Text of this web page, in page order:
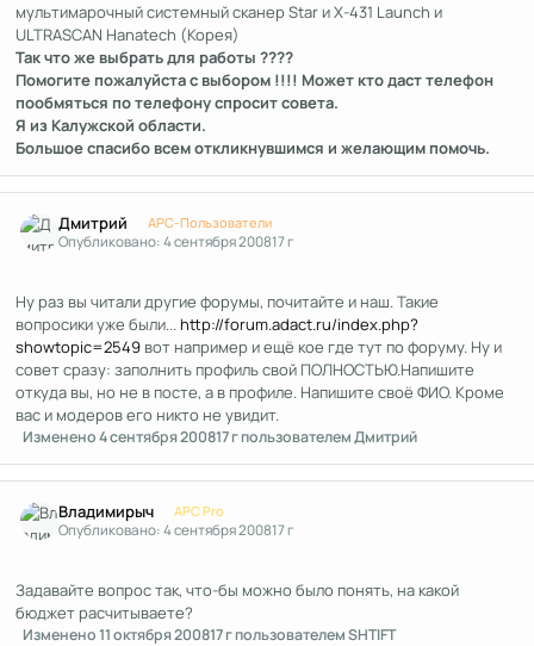
мультимарочный системный сканер Star и X-431 Launch и
ULTRASCAN Hanatech (Корея)
Так что же выбрать для работы ????
Помогите пожалуйста с выбором !!!! Может кто даст телефон
пообмяться по телефону спросит совета.
Я из Калужской области.
Большое спасибо всем откликнувшимся и желающим помочь.
Дмитрий APC-Пользователи
Опубликовано:4 сентября 200817 г
Ну раз вы читали другие форумы, почитайте и наш. Такие
вопросики уже были... http://forum.adact.ru/index.php?
showtopic=2549 вот например и ещё кое где тут по форуму. Ну и
совет сразу: заполнить профиль свой ПОЛНОСТЬЮ.Напишите
откуда вы, но не в посте, а в профиле. Напишите своё ФИО. Кроме
вас и модеров его никто не увидит.
Изменено4 сентября 200817 гпользователем Дмитрий
Владимирыч APC Pro
Опубликовано:4 сентября 200817 г
Задавайте вопрос так, что-бы можно было понять, на какой
бюджет расчитываете?
Изменено11 октября 200817 гпользователем SHTIFT